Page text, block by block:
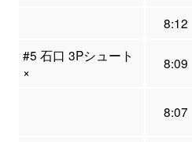
8:12
#5 石口 3Pシュート
×
8:09
8:07